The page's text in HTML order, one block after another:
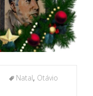
Natal, Otávio